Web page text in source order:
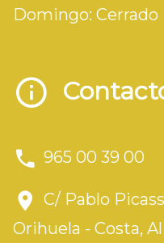
Domingo: Cerrado
965 00 39 00
C/ Pablo
Orihuela - Costa,